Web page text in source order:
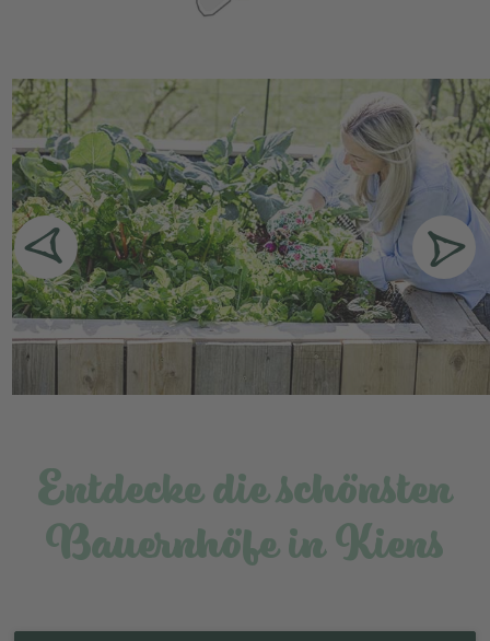
Entdecke die schönsten
Bauernhöfe in Kiens